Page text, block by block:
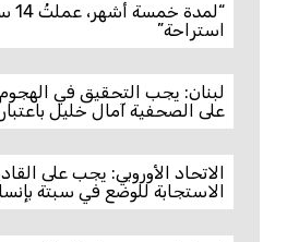
استراحة”
لبنان: يجب التحقيق في الهجوم
على الصحفية آمال خليل
الاتحاد الأوروبي: يجب على
الاستجابة للوضع في سبتة